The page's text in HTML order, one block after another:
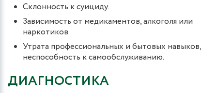
Склонность к суициду.
Зависимость от медикаментов, алкоголя или
наркотиков.
Утрата профессиональных и бытовых навыков,
неспособность к самообслуживанию.
ДИАГНОСТИКА